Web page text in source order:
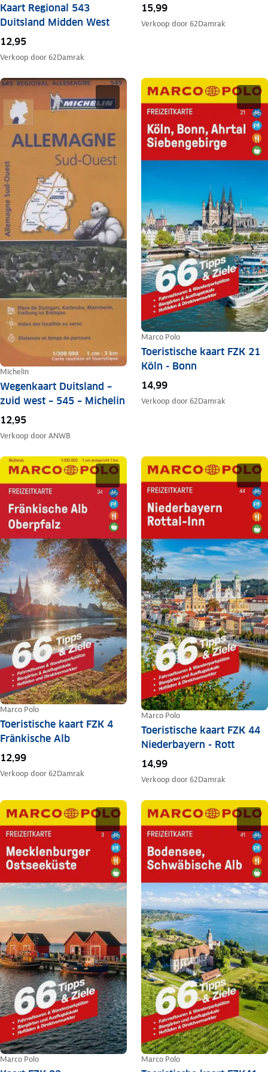
Kaart Regional 543
Duitsland Midden West
12,95
Verkoop door 62Damrak
15,99
Verkoop door 62Damrak
Michelin
Wegenkaart Duitsland –
zuid west – 545 – Michelin
12,95
Verkoop doorANWB
Marco Polo
Toeristische kaart FZK 21
Köln - Bonn
14,99
Verkoop door 62Damrak
Marco Polo
Toeristische kaart FZK 4
Fränkische Alb
12,99
Verkoop door 62Damrak
Marco Polo
Toeristische kaart FZK 44
Niederbayern - Rott
14,99
Verkoop door 62Damrak
Marco Polo Marco Polo